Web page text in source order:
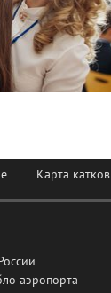
Карта катков
аэропорта